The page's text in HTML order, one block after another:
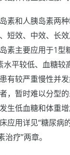
素和人胰岛素两
短效、中效、长
素主要应用于1型
水平较低、血糖较
有较严重慢性并
，暂时难以分型
生低血糖和体重
应用详见“糖尿病
疗”两章。